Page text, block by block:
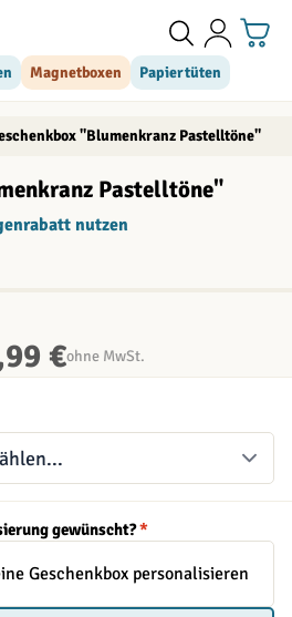
Magnetboxen Papiertüten
"Blumenkranz Pastelltöne"
Pastelltöne"
nutzen
€ohne MwSt.
gewünscht?*
Geschenkbox personalisieren